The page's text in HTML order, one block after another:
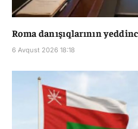
Roma danışıqlarının
6 Avqust 2026 18:18